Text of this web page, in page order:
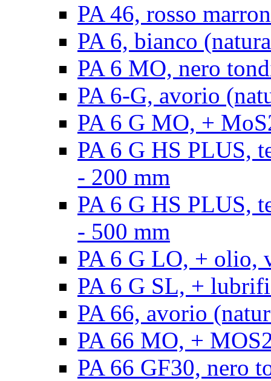
PA 46, rosso
PA 6, bianco
PA 6 MO, nero
PA 6-G, avorio
PA 6 G MO, +
PA 6 G HS PLUS,
- 200 mm
PA 6 G HS PLUS,
- 500 mm
PA 6 G LO, + olio,
PA 6 G SL, +
PA 66, avorio
PA 66 MO, +
PA 66 GF30, nero